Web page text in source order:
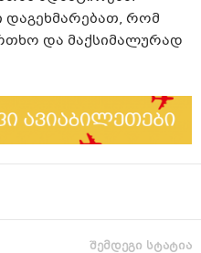
რომ
და მაქსიმალურად
შემდეგი სტატია